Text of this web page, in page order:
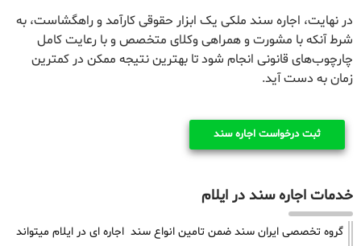
در نهایت، اجاره سند ملکی یک ابزار حقوقی کارآمد و راهگشاست، به
شرط آنکه با مشورت و همراهی وکلای متخصص و با رعایت کامل
چارچوب‌های قانونی انجام شود تا بهترین نتیجه ممکن در کمترین
زمان به دست آید.
ثبت درخواست اجاره سند
خدمات اجاره سند در ایلام
گروه تخصصی ایران سند ضمن تامین انواع سند اجاره ای در ایلام میتواند